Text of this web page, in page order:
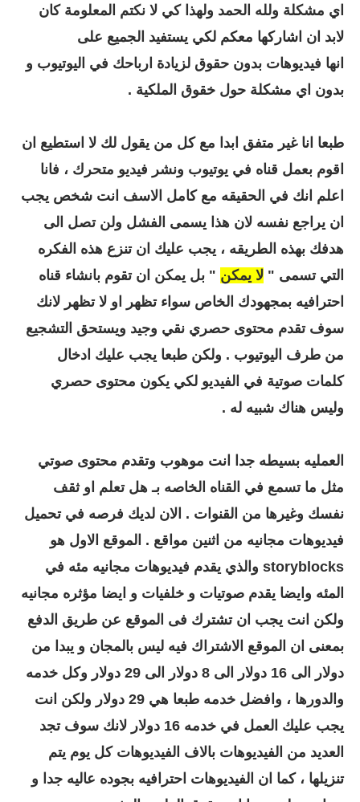
اي مشكلة ولله الحمد ولهذا كي لا نكتم المعلومة كان
لابد ان اشاركها معكم لكي يستفيد الجميع على
انها فيديوهات بدون حقوق لزيادة ارباحك في اليوتيوب و
بدون اي مشكلة حول خقوق الملكية .
طبعا انا غير متفق ابدا مع كل من يقول لك لا استطيع ان
اقوم بعمل قناه في يوتيوب ونشر فيديو متحرك ، فانا
اعلم انك في الحقيقه مع كامل الاسف انت شخص يجب
ان يراجع نفسه لان هذا يسمى الفشل ولن تصل الى
هدفك بهذه الطريقه ، يجب عليك ان تنزع هذه الفكره
التي تسمى " لا يمكن " بل يمكن ان تقوم بانشاء قناه
احترافيه بمجهودك الخاص سواء تظهر او لا تظهر لانك
سوف تقدم محتوى حصري نقي وجيد ويستحق التشجيع
من طرف اليوتيوب . ولكن طبعا يجب عليك ادخال
كلمات صوتية في الفيديو لكي يكون محتوى حصري
وليس هناك شبيه له .
العمليه بسيطه جدا انت موهوب وتقدم محتوى صوتي
مثل ما تسمع في القناه الخاصه بـ هل تعلم او ثقف
نفسك وغيرها من القنوات . الان لديك فرصه في تحميل
فيديوهات مجانيه من اثنين مواقع . الموقع الاول هو
storyblocks والذي يقدم فيديوهات مجانيه مئه في
المئه وايضا يقدم صوتيات و خلفيات و ايضا مؤثره مجانيه
ولكن انت يجب ان تشترك فى الموقع عن طريق الدفع
بمعنى ان الموقع الاشتراك فيه ليس بالمجان و يبدا من
دولار الى 16 دولار الى 8 دولار الى 29 دولار وكل خدمه
والدورها ، وافضل خدمه طبعا هي 29 دولار ولكن انت
يجب عليك العمل في خدمه 16 دولار لانك سوف تجد
العديد من الفيديوهات بالاف الفيديوهات كل يوم يتم
تنزيلها ، كما ان الفيديوهات احترافيه بجوده عاليه جدا و